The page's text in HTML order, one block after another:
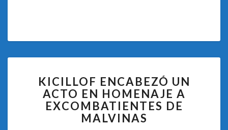
ENCABEZÓ
UN
ACTO
EN
KICILLOF ENCABEZÓ UN
ACTO EN HOMENAJE A
EXCOMBATIENTES DE
MALVINAS